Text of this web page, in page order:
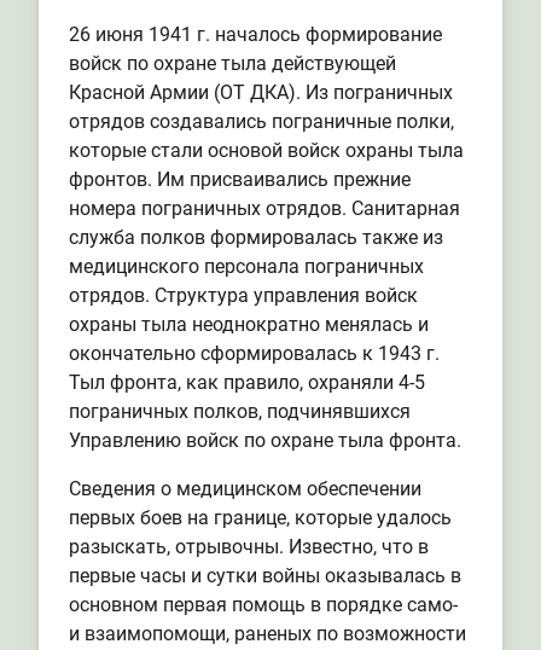
26 июня 1941 г. началось формирование
войск по охране тыла действующей
Красной Армии (ОТ ДКА). Из пограничных
отрядов создавались пограничные полки,
которые стали основой войск охраны тыла
фронтов. Им присваивались прежние
номера пограничных отрядов. Санитарная
служба полков формировалась также из
медицинского персонала пограничных
отрядов. Структура управления войск
охраны тыла неоднократно менялась и
окончательно сформировалась к 1943 г.
Тыл фронта, как правило, охраняли 4-5
пограничных полков, подчинявшихся
Управлению войск по охране тыла фронта.
Сведения о медицинском обеспечении
первых боев на границе, которые удалось
разыскать, отрывочны. Известно, что в
первые часы и сутки войны оказывалась в
основном первая помощь в порядке само-
и взаимопомощи, раненых по возможности